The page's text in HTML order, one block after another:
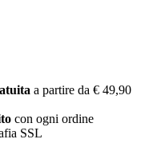
a partire da € 49,90
con ogni ordine
SSL